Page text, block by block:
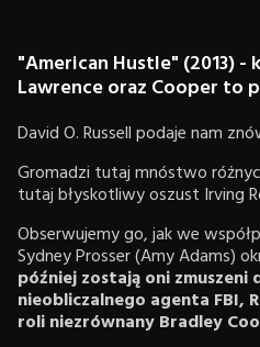
"American Hustle" (2013)
Lawrence oraz Cooper to
David O. Russell podaje nam
Gromadzi tutaj mnóstwo
tutaj błyskotliwy oszust Irving
Obserwujemy go, jak we
Sydney Prosser (Amy Adams)
później zostają oni zmuszeni
nieobliczalnego agenta FBI,
roli niezrównany Bradley